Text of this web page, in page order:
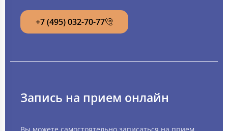
+7 (495) 032-70-77
Запись на прием онлайн